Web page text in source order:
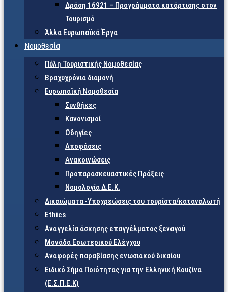
Δράση 16921 – Προγράμματα κατάρτισης στον
Τουρισμό
Άλλα Ευρωπαϊκά Έργα
Νομοθεσία
Πύλη Τουριστικής Νομοθεσίας
Βραχυχρόνια διαμονή
Ευρωπαϊκή Νομοθεσία
Συνθήκες
Κανονισμοί
Οδηγίες
Αποφάσεις
Ανακοινώσεις
Προπαρασκευαστικές Πράξεις
Νομολογία Δ.Ε.Κ.
Δικαιώματα -Υποχρεώσεις του τουρίστα/καταναλωτή
Ethics
Αναγγελία άσκησης επαγγέλματος ξεναγού
Μονάδα Εσωτερικού Ελέγχου
Αναφορές παραβίασης ενωσιακού δικαίου
Ειδικό Σήμα Ποιότητας για την Ελληνική Κουζίνα
(Ε.Σ.Π.Ε.Κ)